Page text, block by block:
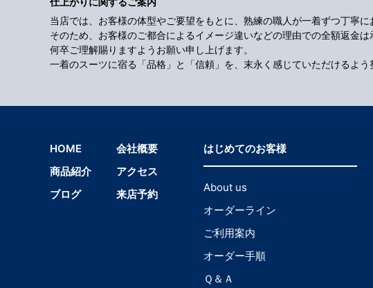
当店では、お客様の体型やご要望をもとに、熟練の職人が一着ずつ丁寧に
そのため、お客様のご都合によるイメージ違いなどの理由での全額返金は
何卒ご理解賜りますようお願い申し上げます。
一着のスーツに宿る「品格」と「信頼」を、末永く感じていただけるよう
HOME
商品紹介
ブログ
会社概要
アクセス
来店予約
はじめてのお客様
About us
オーダーライン
ご利用案内
オーダー手順
Ｑ＆Ａ